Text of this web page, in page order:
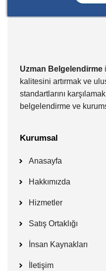
Uzman Belgelendirme
kalitesini artırmak ve
standartlarını
belgelendirme ve
Kurumsal
Anasayfa
Hakkımızda
Hizmetler
Satış Ortaklığı
İnsan Kaynakları
İletişim